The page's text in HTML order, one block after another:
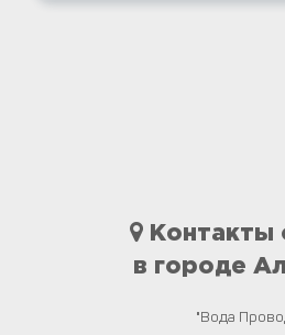
Контакты
в городе
"Вода